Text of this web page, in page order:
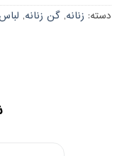
دسته: زنانه, گن زنانه,